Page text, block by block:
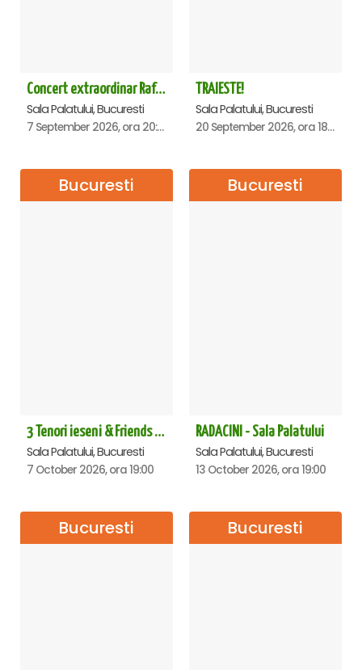
Concert extraordinar Rafet El Roman - Sala Palatului
Sala Palatului, Bucuresti
7 September 2026, ora 20:00
TRAIESTE!
Sala Palatului, Bucuresti
20 September 2026, ora 18:00
Bucuresti
3 Tenori ieseni & Friends - Sala Palatului
Sala Palatului, Bucuresti
7 October 2026, ora 19:00
Bucuresti
RADACINI - Sala Palatului
Sala Palatului, Bucuresti
13 October 2026, ora 19:00
Bucuresti Bucuresti